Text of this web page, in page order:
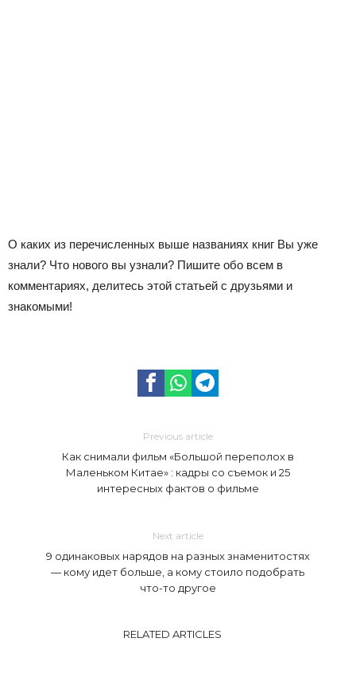
О каких из перечисленных выше названиях книг Вы уже
знали? Что нового вы узнали? Пишите обо всем в
комментариях, делитесь этой статьей с друзьями и
знакомыми!
Previous article
Как снимали фильм «Большой переполох в
Маленьком Китае» : кадры со съемок и 25
интересных фактов о фильме
Next article
9 одинаковых нарядов на разных знаменитостях
— кому идет больше, а кому стоило подобрать
что-то другое
RELATED ARTICLES